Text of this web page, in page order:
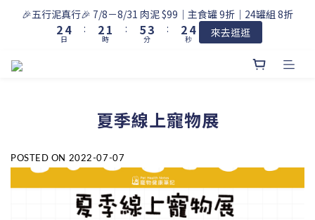
🎉五行泥真行🎉 7/8－8/31 肉泥 $99｜主食罐 9折｜24罐組 8折
3
2
1
5
4
3
日
:
3
2
1
2
1
0
時
:
6
5
4
4
3
2
分
:
3
2
1
5
4
3
秒 來去逛逛
夏季線上寵物展
POSTED ON 2022-07-07